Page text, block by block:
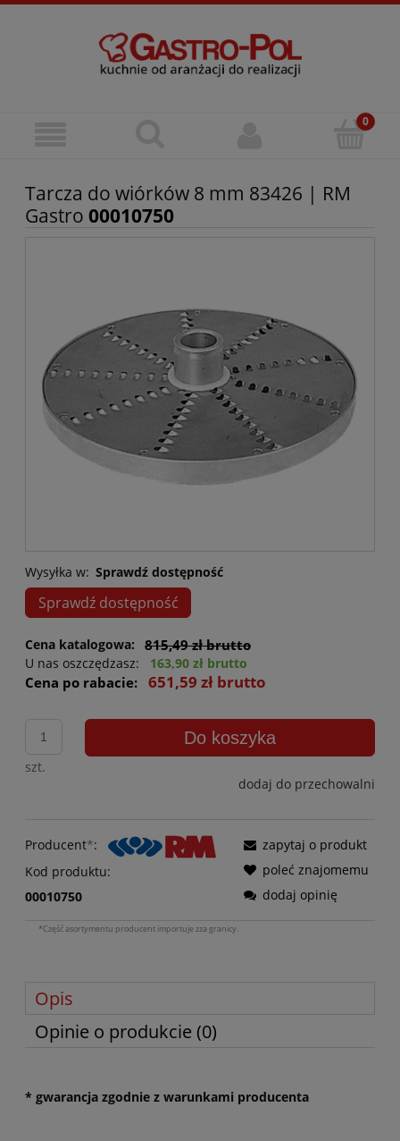
Tarcza do wiórków 8 mm 83426 | RM
Gastro 00010750
Wysyłka w: Sprawdź dostępność
Sprawdź dostępność
Cena katalogowa: 815,49 zł brutto
U nas oszczędzasz: 163,90 zł brutto
Cena po rabacie: 651,59 zł brutto
szt.
Do koszyka
dodaj do przechowalni
Producent*:
Kod produktu:
00010750
zapytaj o produkt
poleć znajomemu
dodaj opinię
*Część asortymentu producent importuje zza granicy.
Opis
Opinie o produkcie (0)
* gwarancja zgodnie z warunkami producenta